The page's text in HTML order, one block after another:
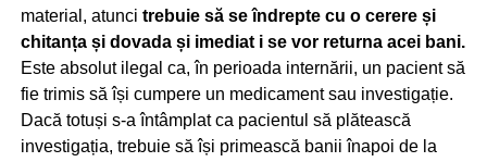
material, atunci trebuie să se îndrepte cu o cerere și
chitanța și dovada și imediat i se vor returna acei bani.
Este absolut ilegal ca, în perioada internării, un pacient să
fie trimis să își cumpere un medicament sau investigație.
Dacă totuși s-a întâmplat ca pacientul să plătească
investigația, trebuie să își primească banii înapoi de la